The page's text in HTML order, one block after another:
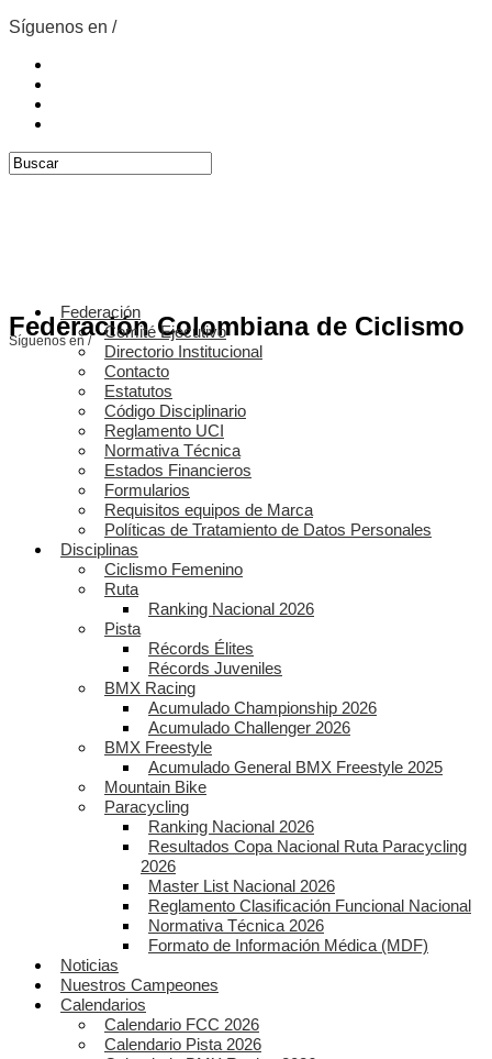
Síguenos en /
Federación Colombiana de Ciclismo
Síguenos en /
Federación
Comité Ejecutivo
Directorio Institucional
Contacto
Estatutos
Código Disciplinario
Reglamento UCI
Normativa Técnica
Estados Financieros
Formularios
Requisitos equipos de Marca
Políticas de Tratamiento de Datos Personales
Disciplinas
Ciclismo Femenino
Ruta
Ranking Nacional 2026
Pista
Récords Élites
Récords Juveniles
BMX Racing
Acumulado Championship 2026
Acumulado Challenger 2026
BMX Freestyle
Acumulado General BMX Freestyle 2025
Mountain Bike
Paracycling
Ranking Nacional 2026
Resultados Copa Nacional Ruta Paracycling
2026
Master List Nacional 2026
Reglamento Clasificación Funcional Nacional
Normativa Técnica 2026
Formato de Información Médica (MDF)
Noticias
Nuestros Campeones
Calendarios
Calendario FCC 2026
Calendario Pista 2026